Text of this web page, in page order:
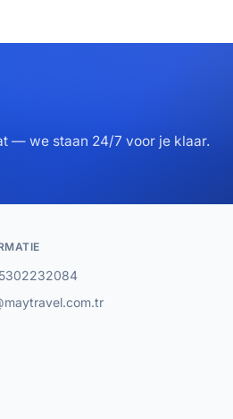
— we staan 24/7 voor je klaar.